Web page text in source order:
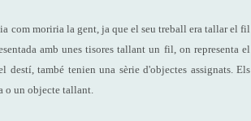
com moriria la gent, ja que el seu treball era tallar el fil
amb unes tisores tallant un fil, on representa el
també tenien una sèrie d'objectes assignats. Els
o un objecte tallant.